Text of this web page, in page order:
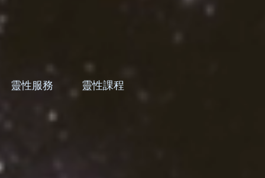
靈性服務 靈性課程